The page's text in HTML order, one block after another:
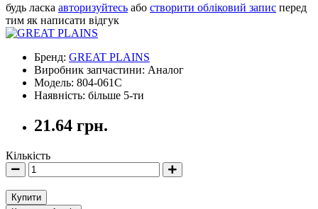
будь ласка авторизуйтесь або створити обліковий запис перед
тим як написати відгук
Бренд: GREAT PLAINS
Виробник запчастини: Аналог
Модель: 804-061C
Наявність: більше 5-ти
21.64 грн.
Кількість
Купити